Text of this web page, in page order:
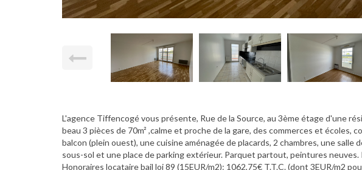
L'agence Tiffencogé vous présente, Rue de la Source, au 3ème étage d'une
beau 3 pièces de 70m² ,calme et proche de la gare, des commerces et écoles,
balcon (plein ouest), une cuisine aménagée de placards, 2 chambres, une salle
sous-sol et une place de parking extérieur. Parquet partout, peintures neuves.
Honoraires locataire bail loi 89 (15EUR/m2): 1062,75€ T.T.C. (dont 3EUR/m2